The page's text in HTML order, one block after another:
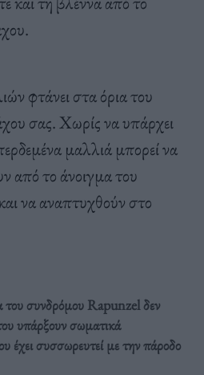
φτάνει στα όρια του
σας. Χωρίς να υπάρχει
μαλλιά μπορεί να
από το άνοιγμα του
να αναπτυχθούν στο
συνδρόμου Rapunzel δεν
υπάρξουν σωματικά
έχει συσσωρευτεί με την πάροδο